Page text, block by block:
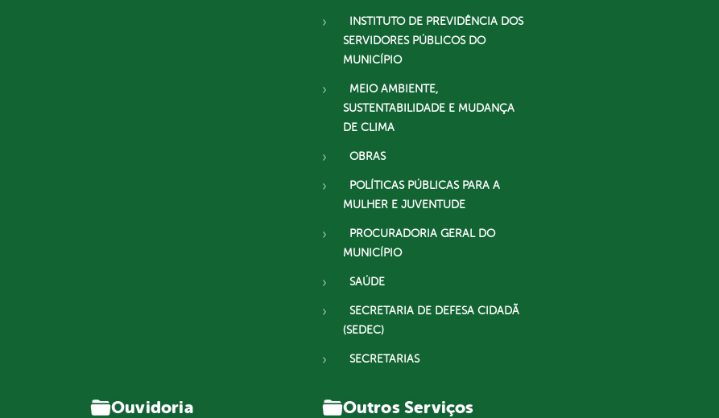
INSTITUTO DE PREVIDÊNCIA DOS
SERVIDORES PÚBLICOS DO
MUNICÍPIO
MEIO AMBIENTE,
SUSTENTABILIDADE E MUDANÇA
DE CLIMA
OBRAS
POLÍTICAS PÚBLICAS PARA A
MULHER E JUVENTUDE
PROCURADORIA GERAL DO
MUNICÍPIO
SAÚDE
SECRETARIA DE DEFESA CIDADÃ
(SEDEC)
SECRETARIAS
Ouvidoria Outros Serviços